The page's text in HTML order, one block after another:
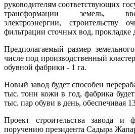
руководителям соответствующих
трансформации земель,
электроэнергии, строительству
фильтрации сточных вод, прокладке
Предполагаемый размер
числе под производственный
обувной фабрики - 1 га.
Новый завод будет способен
тыс. тонн кожи в год, фабрика
тыс. пар обуви в день, обеспечивая
Проект строительства завода и
поручению президента Садыра